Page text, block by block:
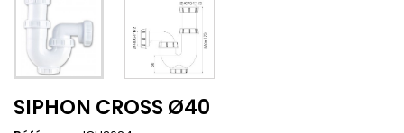
SIPHON CROSS Ø40